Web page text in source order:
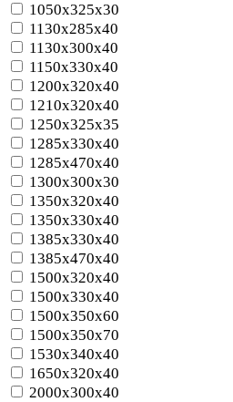
1050x325x30
1130x285x40
1130x300x40
1150x330x40
1200x320x40
1210x320x40
1250x325x35
1285x330x40
1285x470x40
1300x300x30
1350x320x40
1350x330x40
1385x330x40
1385x470x40
1500x320x40
1500x330x40
1500x350x60
1500x350x70
1530x340x40
1650x320x40
2000x300x40